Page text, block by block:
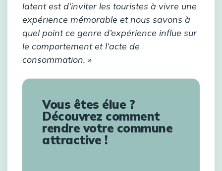
latent est d’inviter les touristes à vivre une
expérience mémorable et nous savons à
quel point ce genre d’expérience influe sur
le comportement et l’acte de
consommation. »
Vous êtes élue ?
Découvrez comment
rendre votre commune
attractive !